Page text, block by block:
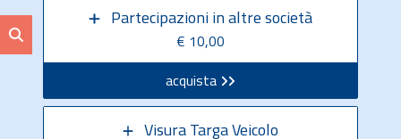
Partecipazioni in altre società
€ 10,00
acquista
Visura Targa Veicolo